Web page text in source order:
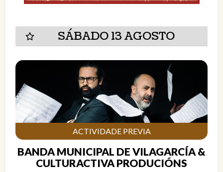
SÁBADO 13 AGOSTO
ACTIVIDADE PREVIA
BANDA MUNICIPAL DE VILAGARCÍA &
CULTURACTIVA PRODUCIÓNS